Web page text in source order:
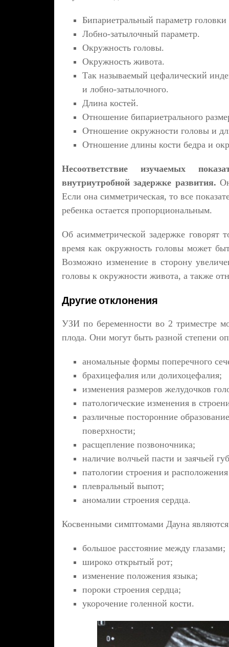
Бипариетральный параметр
Лобно-затылочный параметр.
Окружность головы.
Окружность живота.
Так называемый цефалический
и лобно-затылочного.
Длина костей.
Отношение бипариетрального
Отношение окружности головы и
Отношение длины кости бедра и
Несоответствие изучаемых
внутриутробной задержке развития.
Если она симметрическая, то все
ребенка остается пропорциональным.
Об асимметрической задержке говорят
время как окружность головы может
Возможно изменение в сторону
головы к окружности живота, а также
Другие отклонения
УЗИ по беременности во 2 триместре
плода. Они могут быть разной степени
аномальные формы поперечного
брахицефалия или долихоцефалия;
изменения размеров желудочков
патологические изменения в
различные посторонние
поверхности;
расщепление позвоночника;
наличие волчьей пасти и заячьей
патологии строения и
плевральный выпот;
аномалии строения сердца.
Косвенными симптомами Дауна
большое расстояние между глазами;
широко открытый рот;
изменение положения языка;
пороки строения сердца;
укорочение голенной кости.